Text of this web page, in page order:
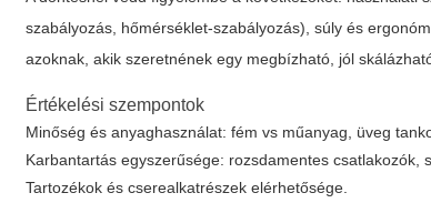
szabályozás, hőmérséklet-szabályozás), súly és
azoknak, akik szeretnének egy megbízható, jól
Értékelési szempontok
Minőség és anyaghasználat: fém vs műanyag, üveg
Karbantartás egyszerűsége: rozsdamentes csatlakozók,
Tartozékok és cserealkatrészek elérhetősége.